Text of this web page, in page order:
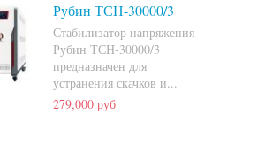
Рубин ТСН-30000/3
Стабилизатор напряжения
Рубин ТСН-30000/3
предназначен для
устранения скачков и...
279,000 руб